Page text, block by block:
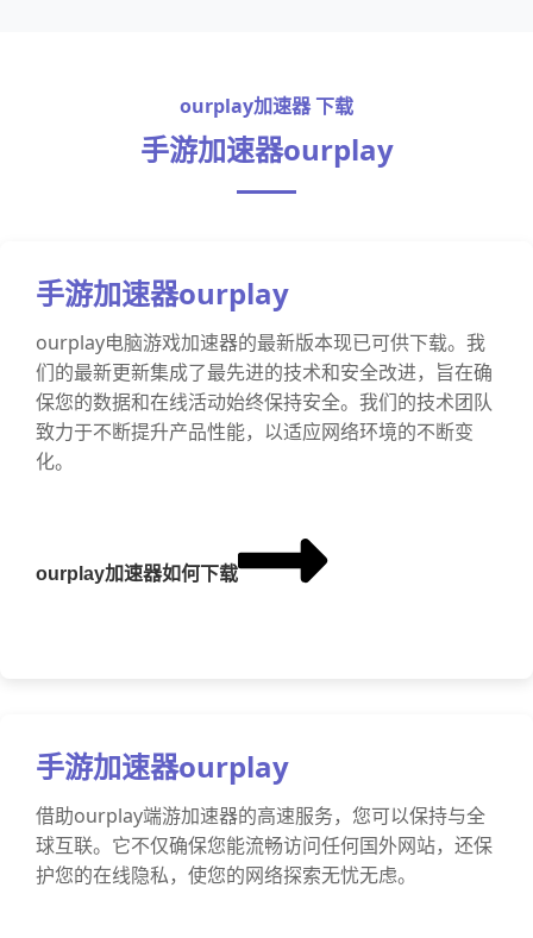
ourplay加速器 下载
手游加速器ourplay
手游加速器ourplay
ourplay电脑游戏加速器的最新版本现已可供下载。我
们的最新更新集成了最先进的技术和安全改进，旨在确
保您的数据和在线活动始终保持安全。我们的技术团队
致力于不断提升产品性能，以适应网络环境的不断变
化。
ourplay加速器如何下载
手游加速器ourplay
借助ourplay端游加速器的高速服务，您可以保持与全
球互联。它不仅确保您能流畅访问任何国外网站，还保
护您的在线隐私，使您的网络探索无忧无虑。